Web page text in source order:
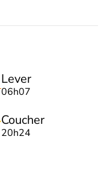
Lever
06h07
Coucher
20h24